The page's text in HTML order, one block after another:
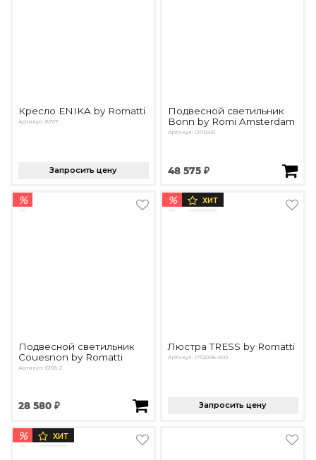
Кресло ENIKA by Romatti
Артикул: 8767
Запросить цену
Подвесной светильник
Bonn by Romi Amsterdam
Артикул: OPD451
48 575 ₽
%
Подвесной светильник
Couesnon by Romatti
Артикул: G168-2
28 580 ₽
% ХИТ
Люстра TRESS by Romatti
Артикул: P72008-900
Запросить цену
% ХИТ